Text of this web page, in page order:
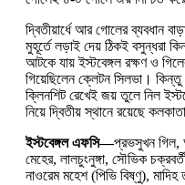
দ্বিতীয়ার্ধে আর গোলের ব্যবধান
মুহূর্তে লড়াই দেয় ঠিকই বসুন্ধরা
আটকে যায় ইস্টবেঙ্গল রক্ষণ ও
গিয়েছিলেন ক্লেটন সিলভা।
ক্লিনশিট রেখেই জয় তুলে নিল
নিয়ে দ্বিতীয় স্থানে রয়েছে
ইস্টবেঙ্গল এফসি—প্রভসুখন গিল,
মেহের, লালচুংনুঙ্গা, সৌভিক
নাওরেম মহেশ (পিভি বিষ্ণু),